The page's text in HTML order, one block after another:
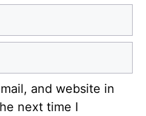
and website in
next time I